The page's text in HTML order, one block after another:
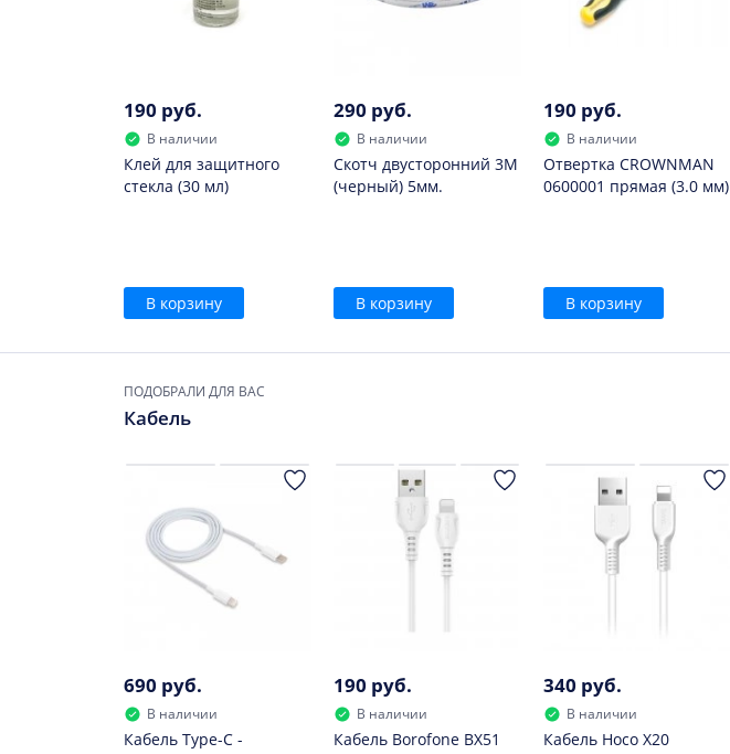
190 руб.
В наличии
Клей для защитного
стекла (30 мл)
В корзину
290 руб.
В наличии
Скотч двусторонний 3M
(черный) 5мм.
В корзину
190 руб.
В наличии
Отвертка CROWNMAN
0600001 прямая (3.0 мм)
В корзину
ПОДОБРАЛИ ДЛЯ ВАС
Кабель
690 руб.
В наличии
Кабель Type-C -
190 руб.
В наличии
Кабель Borofone BX51
340 руб.
В наличии
Кабель Hoco X20